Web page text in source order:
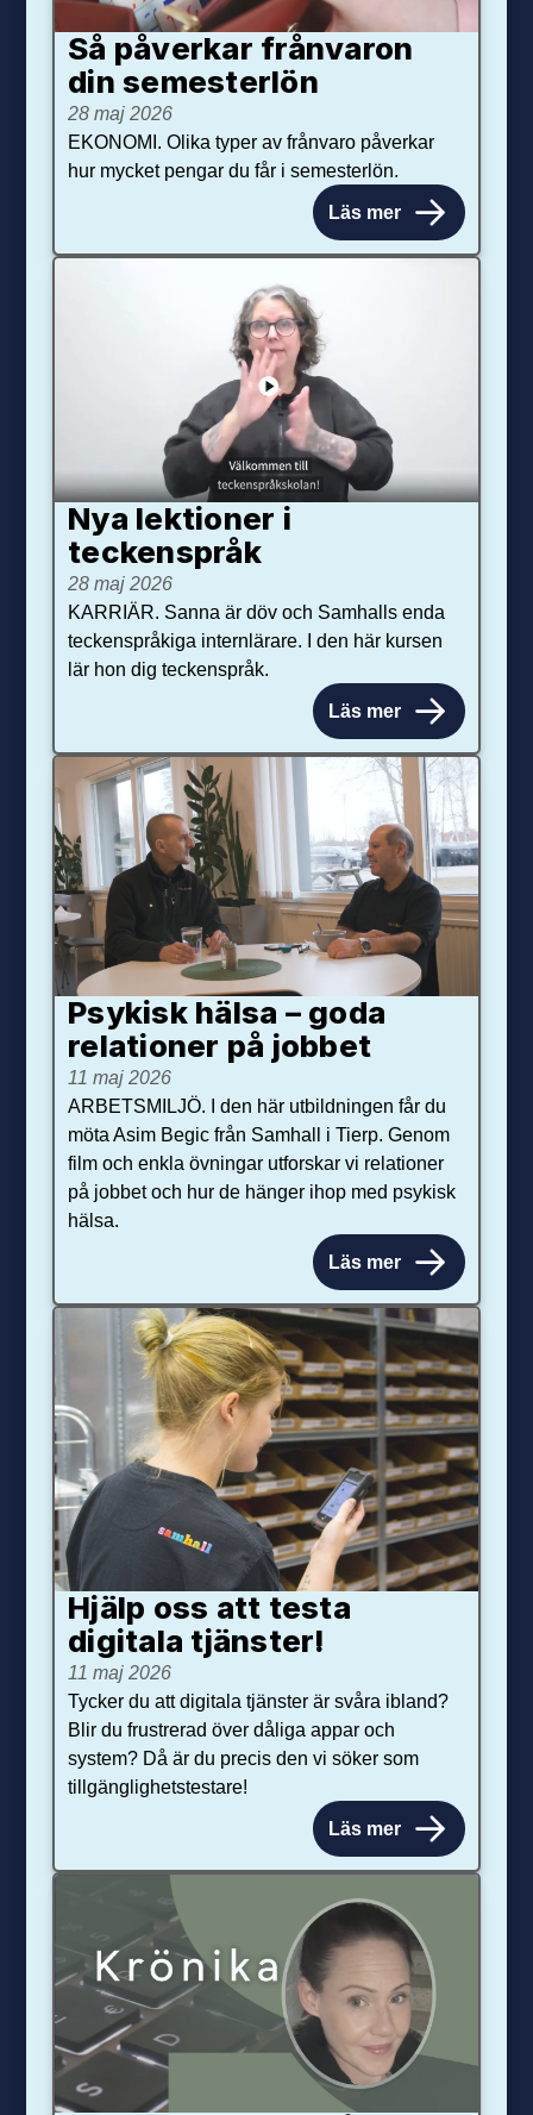
Så påverkar från­varon
din semester­lön
28 maj 2026
EKONOMI. Olika typer av frånvaro påverkar
hur mycket pengar du får i semesterlön.
Läs mer
Nya lektioner i
teckenspråk
28 maj 2026
KARRIÄR. Sanna är döv och Samhalls enda
teckenspråkiga internlärare. I den här kursen
lär hon dig teckenspråk.
Läs mer
Psykisk hälsa – goda
relationer på jobbet
11 maj 2026
ARBETSMILJÖ. I den här utbildningen får du
möta Asim Begic från Samhall i Tierp. Genom
film och enkla övningar utforskar vi relationer
på jobbet och hur de hänger ihop med psykisk
hälsa.
Läs mer
Hjälp oss att testa
digitala tjänster!
11 maj 2026
Tycker du att digitala tjänster är svåra ibland?
Blir du frustrerad över dåliga appar och
system? Då är du precis den vi söker som
tillgänglighetstestare!
Läs mer